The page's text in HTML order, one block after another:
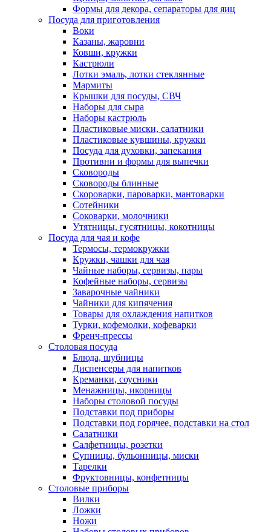
Формы для декора, сепараторы для яиц
Посуда для приготовления
Воки
Казаны, жаровни
Ковши, кружки
Кастрюли
Лотки эмаль, лотки стеклянные
Мармиты
Крышки для посуды, СВЧ
Наборы для сыра
Наборы кастрюль
Пластиковые миски, салатники
Пластиковые кувшины, кружки
Посуда для духовки, запекания
Противни и формы для выпечки
Сковороды
Сковороды блинные
Скороварки, пароварки, мантоварки
Сотейники
Соковарки, молочники
Утятницы, гусятницы, кокотницы
Посуда для чая и кофе
Термосы, термокружки
Кружки, чашки для чая
Чайные наборы, сервизы, пары
Кофейные наборы, сервизы
Заварочные чайники
Чайники для кипячения
Товары для охлаждения напитков
Турки, кофемолки, кофеварки
Френч-прессы
Столовая посуда
Блюда, шубницы
Диспенсеры для напитков
Креманки, соусники
Менажницы, икорницы
Наборы столовой посуды
Подставки под приборы
Подставки под горячее, подставки на стол
Салатники
Салфетницы, розетки
Супницы, бульонницы, миски
Тарелки
Фруктовницы, конфетницы
Столовые приборы
Вилки
Ложки
Ножи